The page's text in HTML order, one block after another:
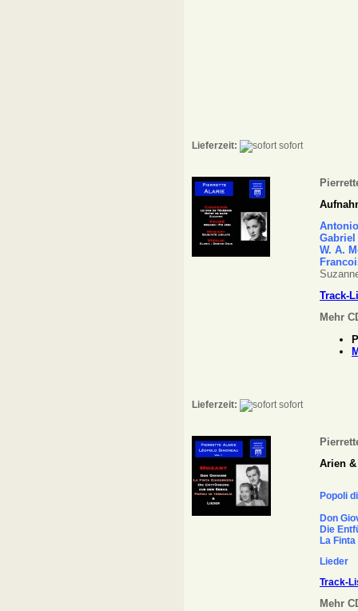
Lieferzeit: sofort
Gabriel
W. A.
Track-
Mehr
Lieferzeit: sofort
Arien
Popoli
Don
Die
La
Lieder
Track-
Mehr